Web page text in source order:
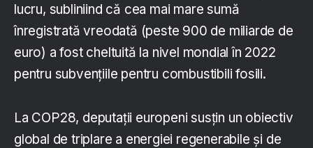
lucru, subliniind că cea mai mare sumă
înregistrată vreodată (peste 900 de miliarde de
euro) a fost cheltuită la nivel mondial în 2022
pentru subvențiile pentru combustibili fosili.
La COP28, deputații europeni susțin un obiectiv
global de triplare a energiei regenerabile și de